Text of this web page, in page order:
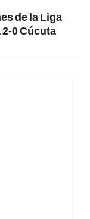
de la Liga
0 Cúcuta